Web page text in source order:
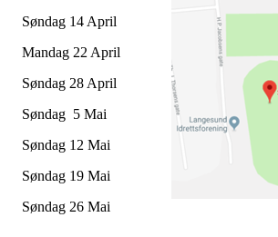
Søndag 14 April
Mandag 22 April
Søndag 28 April
Søndag 5 Mai
Søndag 12 Mai
Søndag 19 Mai
Søndag 26 Mai